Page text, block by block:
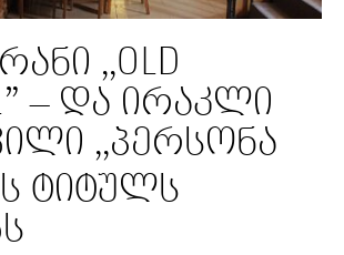
,,OLD
– და ირაკლი
,,პერსონა
ტიტულს